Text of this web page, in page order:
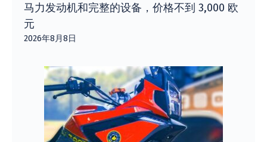
马力发动机和完整的设备，价格不到 3,000 欧
元
2026年8月8日